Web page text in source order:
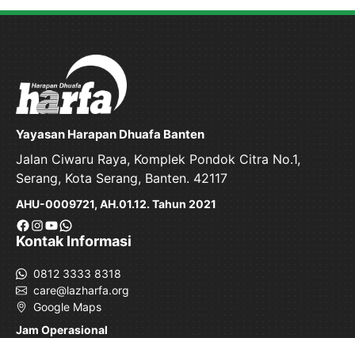
Yayasan Harapan Dhuafa Banten
Jalan Ciwaru Raya, Komplek Pondok Citra No.1,
Serang, Kota Serang, Banten. 42117
AHU-0009721, AH.01.12. Tahun 2021
Facebook
Instagram
YouTube
WhatsApp
Kontak Informasi
0812 3333 8318
care@lazharfa.org
Google Maps
Jam Operasional